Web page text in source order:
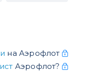
на Аэрофлот
Аэрофлот?